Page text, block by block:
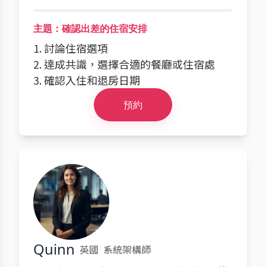
主題：確認出差的住宿安排
1. 討論住宿選項
2. 達成共識，選擇合適的餐廳或住宿處
3. 確認入住和退房日期
預約
Quinn 英國 系統架構師